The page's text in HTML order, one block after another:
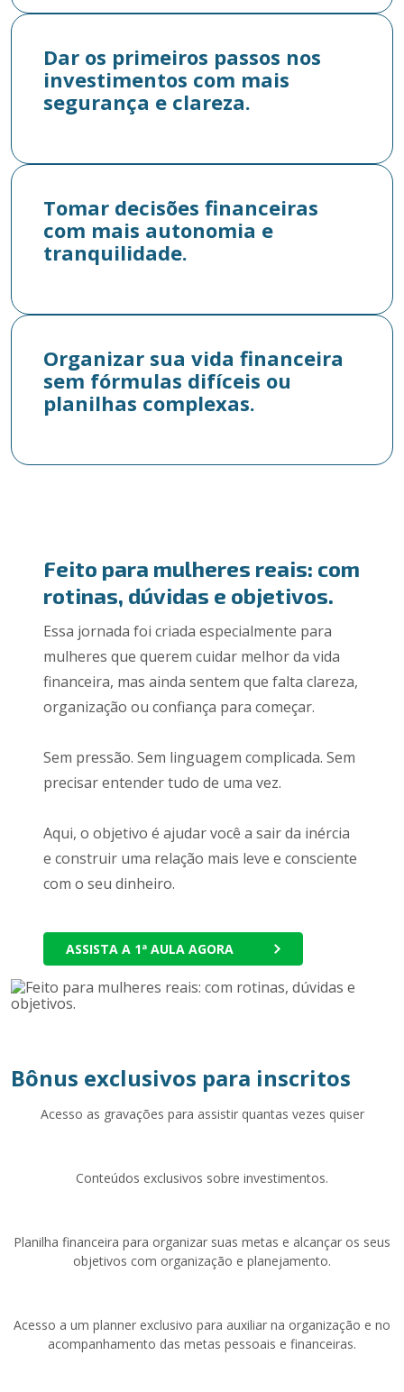
Dar os primeiros passos nos
investimentos com mais
segurança e clareza.
Tomar decisões financeiras
com mais autonomia e
tranquilidade.
Organizar sua vida financeira
sem fórmulas difíceis ou
planilhas complexas.
Feito para mulheres reais: com
rotinas, dúvidas e objetivos.
Essa jornada foi criada especialmente para
mulheres que querem cuidar melhor da vida
financeira, mas ainda sentem que falta clareza,
organização ou confiança para começar.
Sem pressão. Sem linguagem complicada. Sem
precisar entender tudo de uma vez.
Aqui, o objetivo é ajudar você a sair da inércia
e construir uma relação mais leve e consciente
com o seu dinheiro.
ASSISTA A 1ª AULA AGORA
Bônus exclusivos para inscritos
Acesso as gravações para assistir quantas vezes quiser
Conteúdos exclusivos sobre investimentos.
Planilha financeira para organizar suas metas e alcançar os seus
objetivos com organização e planejamento.
Acesso a um planner exclusivo para auxiliar na organização e no
acompanhamento das metas pessoais e financeiras.